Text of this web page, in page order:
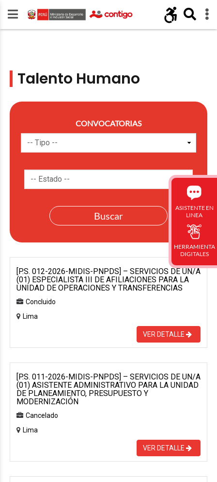
Talento Humano
CONVOCATORIAS
[P.S. 012-2026-MIDIS-PNPDS] – SERVICIOS DE UN/A
(01) ESPECIALISTA III DE AFILIACIONES PARA LA
UNIDAD DE OPERACIONES Y TRANSFERENCIAS
Concluido
Lima
VER DETALLE
[P.S. 011-2026-MIDIS-PNPDS] – SERVICIOS DE UN/A
(01) ASISTENTE ADMINISTRATIVO PARA LA UNIDAD
DE PLANEAMIENTO, PRESUPUESTO Y
MODERNIZACIÓN
Cancelado
Lima
VER DETALLE
ASISTENTE EN
LINEA
HERRAMIENTA
DIGITALES